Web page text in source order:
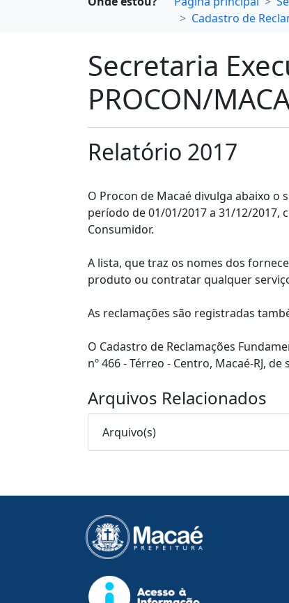
Cadastro de
Secretaria
PROCON/
Relatório 2017
O Procon de Macaé divulga abaixo o
período de 01/01/2017 a 31/12/
Consumidor.
A lista, que traz os nomes dos
produto ou contratar qualquer
As reclamações são registradas
O Cadastro de Reclamações
nº 466 - Térreo - Centro, Macaé-RJ,
Arquivos Relacionados
Arquivo(s)